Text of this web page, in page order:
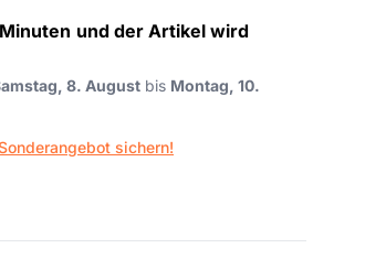
und der Artikel wird
8. August bis Montag, 10.
sichern!